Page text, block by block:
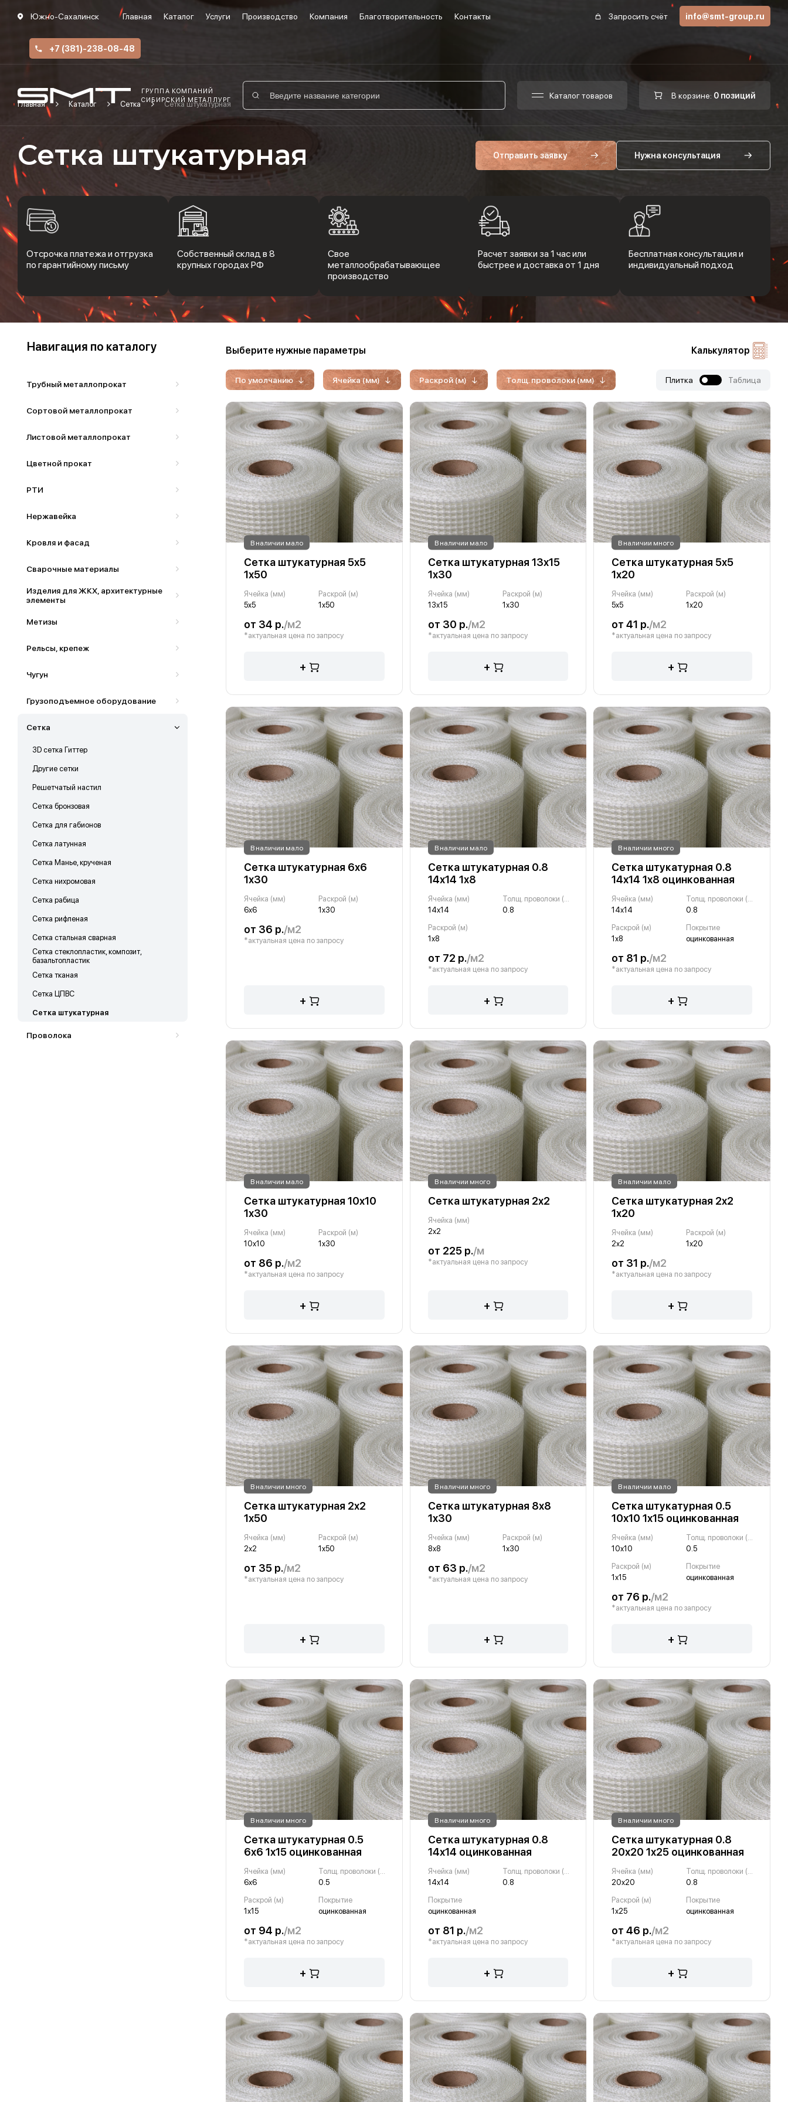
Южно-Сахалинск Главная Каталог Услуги Производство Компания Благотворительность Контакты Запросить счёт info@smt-group.ru
+7 (381)-238-08-48
ГРУППА КОМПАНИЙ
СИБИРСКИЙ МЕТАЛЛУРГ
Каталог товаров В корзине: 0 позиций
Главная Каталог Сетка Сетка штукатурная
Сетка штукатурная Отправить заявку Нужна консультация
Отсрочка платежа и отгрузка
по гарантийному письму
Собственный склад в 8
крупных городах РФ
Свое
металлообрабатывающее
производство
Расчет заявки за 1 час или
быстрее и доставка от 1 дня
Бесплатная консультация и
индивидуальный подход
Навигация по каталогу
Трубный металлопрокат
Сортовой металлопрокат
Листовой металлопрокат
Цветной прокат
РТИ
Нержавейка
Кровля и фасад
Сварочные материалы
Изделия для ЖКХ, архитектурные
элементы
Метизы
Рельсы, крепеж
Чугун
Грузоподъемное оборудование
Сетка
3D сетка Гиттер
Другие сетки
Решетчатый настил
Сетка бронзовая
Сетка для габионов
Сетка латунная
Сетка Манье, крученая
Сетка нихромовая
Сетка рабица
Сетка рифленая
Сетка стальная сварная
Сетка стеклопластик, композит,
базальтопластик
Сетка тканая
Сетка ЦПВС
Сетка штукатурная
Проволока
Выберите нужные параметры Калькулятор
По умолчанию Ячейка (мм) Раскрой (м) Толщ. проволоки (мм) Плитка Таблица
В наличии мало
Сетка штукатурная 5х5
1х50
Ячейка (мм)
5х5
Раскрой (м)
1х50
от 34 р./м2
*актуальная цена по запросу
+
В наличии мало
Сетка штукатурная 13х15
1х30
Ячейка (мм)
13х15
Раскрой (м)
1х30
от 30 р./м2
*актуальная цена по запросу
+
В наличии много
Сетка штукатурная 5х5
1х20
Ячейка (мм)
5х5
Раскрой (м)
1х20
от 41 р./м2
*актуальная цена по запросу
+
В наличии мало
Сетка штукатурная 6х6
1х30
Ячейка (мм)
6х6
Раскрой (м)
1х30
от 36 р./м2
*актуальная цена по запросу
+
В наличии мало
Сетка штукатурная 0.8
14х14 1х8
Ячейка (мм)
14х14
Толщ. проволоки (мм)
0.8
Раскрой (м)
1х8
от 72 р./м2
*актуальная цена по запросу
+
В наличии много
Сетка штукатурная 0.8
14х14 1х8 оцинкованная
Ячейка (мм)
14х14
Толщ. проволоки (мм)
0.8
Раскрой (м)
1х8
Покрытие
оцинкованная
от 81 р./м2
*актуальная цена по запросу
+
В наличии мало
Сетка штукатурная 10х10
1х30
Ячейка (мм)
10х10
Раскрой (м)
1х30
от 86 р./м2
*актуальная цена по запросу
+
В наличии много
Сетка штукатурная 2х2
Ячейка (мм)
2х2
от 225 р./м
*актуальная цена по запросу
+
В наличии мало
Сетка штукатурная 2х2
1х20
Ячейка (мм)
2х2
Раскрой (м)
1х20
от 31 р./м2
*актуальная цена по запросу
+
В наличии много
Сетка штукатурная 2х2
1х50
Ячейка (мм)
2х2
Раскрой (м)
1х50
от 35 р./м2
*актуальная цена по запросу
+
В наличии много
Сетка штукатурная 8х8
1х30
Ячейка (мм)
8х8
Раскрой (м)
1х30
от 63 р./м2
*актуальная цена по запросу
+
В наличии мало
Сетка штукатурная 0.5
10х10 1х15 оцинкованная
Ячейка (мм)
10х10
Толщ. проволоки (мм)
0.5
Раскрой (м)
1х15
Покрытие
оцинкованная
от 76 р./м2
*актуальная цена по запросу
+
В наличии много
Сетка штукатурная 0.5
6х6 1х15 оцинкованная
Ячейка (мм)
6х6
Толщ. проволоки (мм)
0.5
Раскрой (м)
1х15
Покрытие
оцинкованная
от 94 р./м2
*актуальная цена по запросу
+
В наличии много
Сетка штукатурная 0.8
14х14 оцинкованная
Ячейка (мм)
14х14
Толщ. проволоки (мм)
0.8
Покрытие
оцинкованная
от 81 р./м2
*актуальная цена по запросу
+
В наличии много
Сетка штукатурная 0.8
20х20 1х25 оцинкованная
Ячейка (мм)
20х20
Толщ. проволоки (мм)
0.8
Раскрой (м)
1х25
Покрытие
оцинкованная
от 46 р./м2
*актуальная цена по запросу
+